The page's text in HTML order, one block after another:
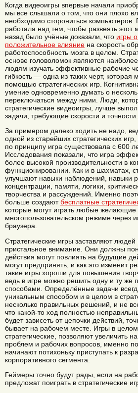
Когда видеоигры впервые начали
мы все слышали о том, что они плохо
необходимо сторониться компьютеров.
работала над тем, чтобы развеять этот
назад было учёные доказали, что игры
положительное влияние на скорость
работоспособность мозга в целом.
основе головоломок являются
людям изучать эффективные рабочие
гибкость — одна из таких черт, которая
помощью стратегических игр.
умение одновременно думать о
переключаться между ними. Люди,
стратегические видеоигры, лучше
задачи, требующие скорости и точности.
За примером далеко ходить не надо,
одной из старейших стратегических
по принципу игра существовала с 600
Исследования показали, что игра
более высокой производительности в
функционировании. Как и в шахматах,
улучшают навыки наблюдений, навыки
концентрации, памяти, логики,
творчества и рассуждений. Именно
больше создаютбесплатные
которые могут играть любые желающие
многопользовательском режиме через
браузера.
Стратегические игры заставляют людей
пристальное внимание. Они должны
действия могут повлиять на будущие
могут предпринять, и как это изменит
такие игры хороши для повышения
ведь в игре можно решить одну и ту же
способами. Определённые задачи
уникальным способом и в целом в
несколько правильных решений, и не
что какой-то ход полностью
будет зависеть от цепочки действий,
бывает на рабочем месте. Игры в
стратегические, позволяют увеличить
проблем и рабочих вопросов, именно
начинают потихоньку приступать к
корпоративного сегмента.
Геймеры точно будут рады, если на
предложат поиграть в стратегические